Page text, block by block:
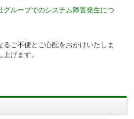
グループでのシステム障害発生につ
るご不便とご心配をおかけいたしま
げます。